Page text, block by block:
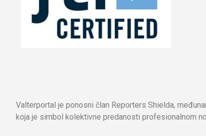
Valterportal je ponosni član Reporters Shielda,
koja je simbol kolektivne predanosti profesionalnom